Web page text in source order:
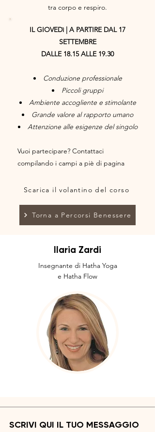
tra corpo e respiro.
IL GIOVEDì | A PARTIRE DAL 17
SETTEMBRE
DALLE 18.15 ALLE 19.30
Conduzione professionale
Piccoli gruppi
Ambiente accogliente e stimolante
Grande valore al rapporto umano
Attenzione alle esigenze del singolo
Vuoi partecipare? Contattaci
compilando i campi a piè di pagina
Scarica il volantino del corso
Torna a Percorsi Benessere
Ilaria Zardi
Insegnante di Hatha Yoga
e Hatha Flow
SCRIVI QUI IL TUO MESSAGGIO